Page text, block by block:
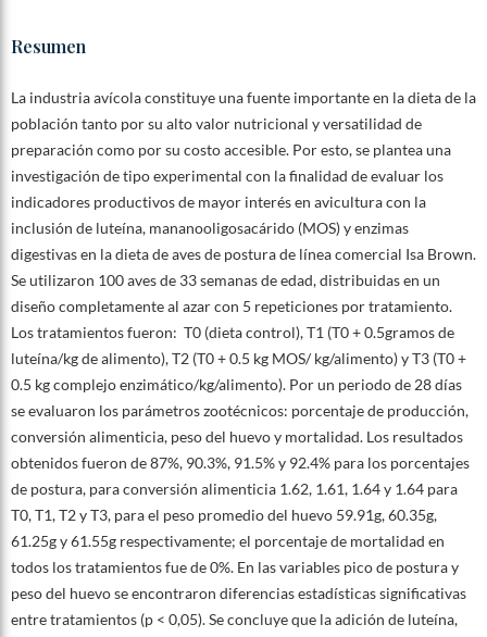
Resumen
La industria avícola constituye una fuente importante en la dieta de la
población tanto por su alto valor nutricional y versatilidad de
preparación como por su costo accesible. Por esto, se plantea una
investigación de tipo experimental con la finalidad de evaluar los
indicadores productivos de mayor interés en avicultura con la
inclusión de luteína, mananooligosacárido (MOS) y enzimas
digestivas en la dieta de aves de postura de línea comercial Isa Brown.
Se utilizaron 100 aves de 33 semanas de edad, distribuidas en un
diseño completamente al azar con 5 repeticiones por tratamiento.
Los tratamientos fueron: T0 (dieta control), T1 (T0 + 0.5gramos de
luteína/kg de alimento), T2 (T0 + 0.5 kg MOS/ kg/alimento) y T3 (T0 +
0.5 kg complejo enzimático/kg/alimento). Por un periodo de 28 días
se evaluaron los parámetros zootécnicos: porcentaje de producción,
conversión alimenticia, peso del huevo y mortalidad. Los resultados
obtenidos fueron de 87%, 90.3%, 91.5% y 92.4% para los porcentajes
de postura, para conversión alimenticia 1.62, 1.61, 1.64 y 1.64 para
T0, T1, T2 y T3, para el peso promedio del huevo 59.91g, 60.35g,
61.25g y 61.55g respectivamente; el porcentaje de mortalidad en
todos los tratamientos fue de 0%. En las variables pico de postura y
peso del huevo se encontraron diferencias estadísticas significativas
entre tratamientos (p < 0,05). Se concluye que la adición de luteína,